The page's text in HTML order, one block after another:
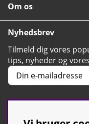
Om os
Nyhedsbrev
Tilmeld dig vores
tips, nyheder og